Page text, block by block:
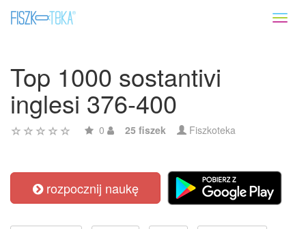
Top 1000 sostantivi
inglesi 376-400
0 25 fiszek Fiszkoteka
rozpocznij naukę